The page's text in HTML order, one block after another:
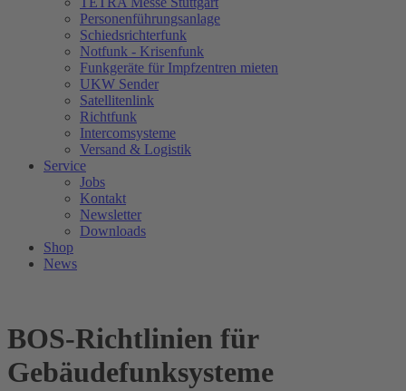
Personenführungsanlage
Schiedsrichterfunk
Notfunk - Krisenfunk
Funkgeräte für Impfzentren mieten
UKW Sender
Satellitenlink
Richtfunk
Intercomsysteme
Versand & Logistik
Service
Jobs
Kontakt
Newsletter
Downloads
Shop
News
BOS-Richtlinien für
Gebäudefunksysteme